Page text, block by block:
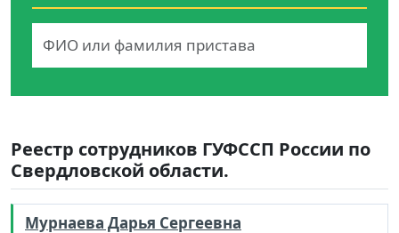
Реестр сотрудников ГУФССП России по
Свердловской области.
Мурнаева Дарья Сергеевна